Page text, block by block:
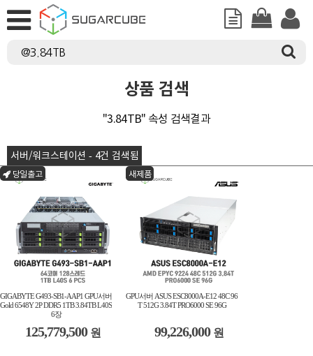
상품 검색
"3.84TB" 속성 검색결과
서버/워크스테이션 - 4건 검색됨
당일출고
GIGABYTE G493-SB1-AAP1 GPU서버
Gold 6548Y 2P DDR5 1TB 3.84TB L40S
6장
125,779,500 원
새제품
GPU서버 ASUS ESC8000A-E12 48C 96
T 512G 3.84T PRO6000 SE 96G
99,226,000 원